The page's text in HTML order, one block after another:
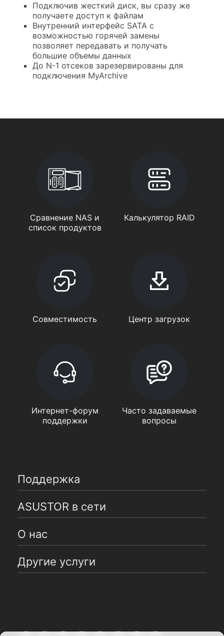
Подключив жесткий диск, вы сразу же
получаете доступ к файлам
Внутренний интерфейс SATA с
возможностью горячей замены
позволяет передавать и получать
большие объемы данных
До N-1 отсеков зарезервированы для
подключения MyArchive
Сравнение NAS и
список продуктов
Калькулятор RAID
Совместимость Центр загрузок
Интернет-форум
поддержки
Часто задаваемые
вопросы
Поддержка
ASUSTOR в сети
О нас
Другие услуги